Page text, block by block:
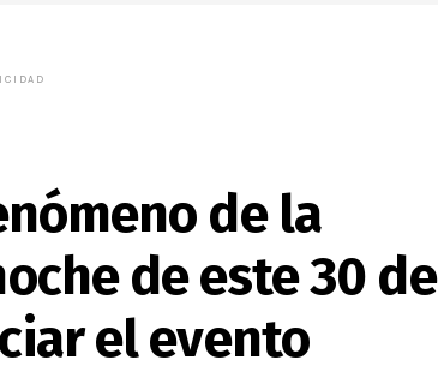
de la
de este 30 de
el evento